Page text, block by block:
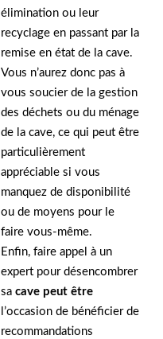
élimination ou leur
recyclage en passant par la
remise en état de la cave.
Vous n’aurez donc pas à
vous soucier de la gestion
des déchets ou du ménage
de la cave, ce qui peut être
particulièrement
appréciable si vous
manquez de disponibilité
ou de moyens pour le
faire vous-même.
Enfin, faire appel à un
expert pour désencombrer
sa cave peut être
l’occasion de bénéficier de
recommandations